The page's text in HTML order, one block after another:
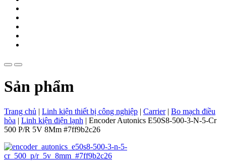
Sản phẩm
Trang chủ | Linh kiện thiết bị công nghiệp | Carrier| Bo mạch điều
hòa | Linh kiện điện lạnh | Encoder Autonics E50S8-500-3-N-5-Cr
500 P/R 5V 8Mm #7ff9b2c26